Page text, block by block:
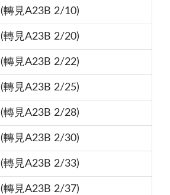
(轉見A23B 2/10)
(轉見A23B 2/20)
(轉見A23B 2/22)
(轉見A23B 2/25)
(轉見A23B 2/28)
(轉見A23B 2/30)
(轉見A23B 2/33)
(轉見A23B 2/37)